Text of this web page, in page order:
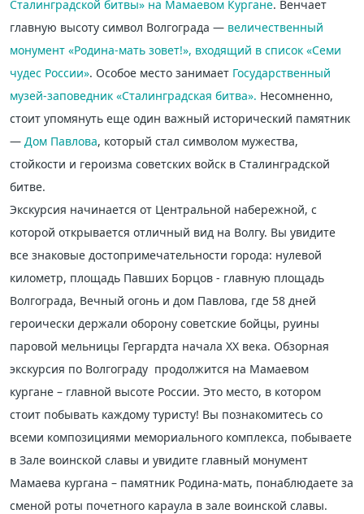
Сталинградской битвы» на Мамаевом Кургане. Венчает
главную высоту символ Волгограда — величественный
монумент «Родина-мать зовет!», входящий в список «Семи
чудес России». Особое место занимает Государственный
музей-заповедник «Сталинградская битва». Несомненно,
стоит упомянуть еще один важный исторический памятник
— Дом Павлова, который стал символом мужества,
стойкости и героизма советских войск в Сталинградской
битве.
Экскурсия начинается от Центральной набережной, с
которой открывается отличный вид на Волгу. Вы увидите
все знаковые достопримечательности города: нулевой
километр, площадь Павших Борцов - главную площадь
Волгограда, Вечный огонь и дом Павлова, где 58 дней
героически держали оборону советские бойцы, руины
паровой мельницы Гергардта начала XX века. Обзорная
экскурсия по Волгограду продолжится на Мамаевом
кургане – главной высоте России. Это место, в котором
стоит побывать каждому туристу! Вы познакомитесь со
всеми композициями мемориального комплекса, побываете
в Зале воинской славы и увидите главный монумент
Мамаева кургана – памятник Родина-мать, понаблюдаете за
сменой роты почетного караула в зале воинской славы.